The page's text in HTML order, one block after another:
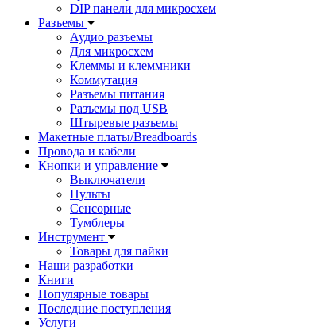
DIP панели для микросхем
Разъемы
Аудио разъемы
Для микросхем
Клеммы и клеммники
Коммутация
Разъемы питания
Разъемы под USB
Штыревые разъемы
Макетные платы/Breadboards
Провода и кабели
Кнопки и управление
Выключатели
Пульты
Сенсорные
Тумблеры
Инструмент
Товары для пайки
Наши разработки
Книги
Популярные товары
Последние поступления
Услуги